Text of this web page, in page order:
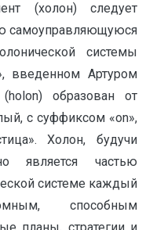
(холон) следует
самоуправляющуюся
системы
введенном Артуром
образован от
с суффиксом «on»,
Холон, будучи
является частью
системе каждый
способным